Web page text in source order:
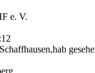
e. V.